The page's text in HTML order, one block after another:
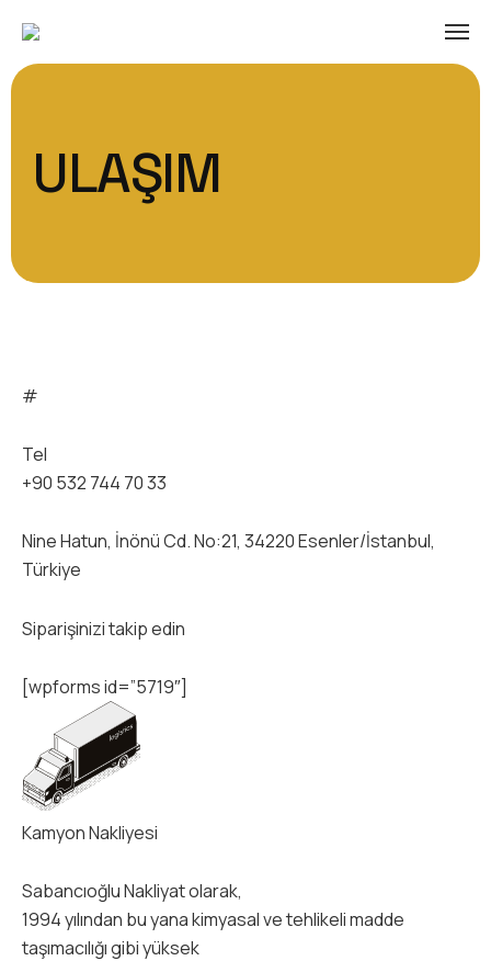
ULAŞIM
#
Tel
+90 532 744 70 33
Nine Hatun, İnönü Cd. No:21, 34220 Esenler/İstanbul,
Türkiye
Siparişinizi takip edin
[wpforms id=”5719″]
Kamyon Nakliyesi
Sabancıoğlu Nakliyat olarak,
1994 yılından bu yana kimyasal ve tehlikeli madde
taşımacılığı gibi yüksek